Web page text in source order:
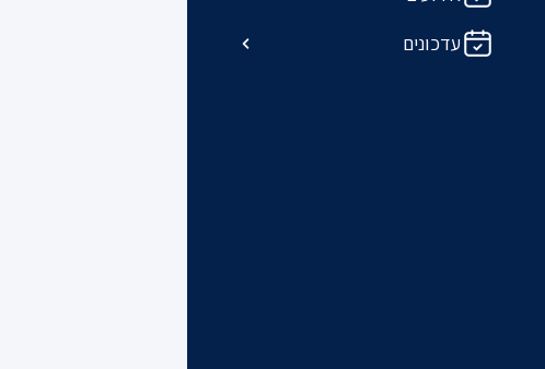
עדכונים